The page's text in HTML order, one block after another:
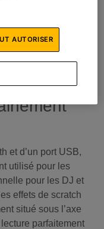
choisir
et d’un port USB,
utilisé pour les
pour les DJ et
effets de scratch
situé sous l’axe
parfaitement
AUTORISER